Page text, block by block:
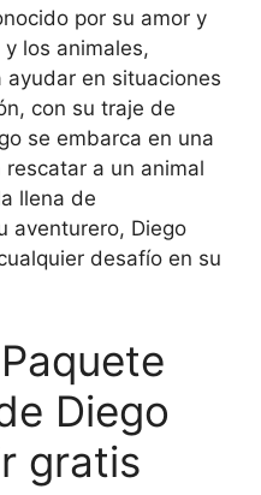
por su amor y
los animales,
en situaciones
con su traje de
se embarca en una
a un animal
llena de
aventurero, Diego
desafío en su
Diego
gratis